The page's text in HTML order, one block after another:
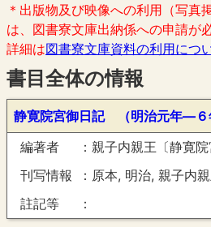
＊出版物及び映像への利用（写真
は、図書寮文庫出納係への申請が
詳細は図書寮文庫資料の利用につ
書目全体の情報
静寛院宮御日記 （明治元年―６
編著者
親子内親王〔静寛院
刊写情報
原本, 明治, 親子内親王〔静
註記等